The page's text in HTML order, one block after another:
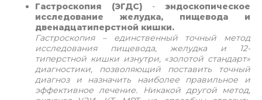
Гастроскопия (ЭГДС) -эндоскопическое
исследование желудка, пищевода и
двенадцатиперстной кишки.
Гастроскопия – единственный точный метод
исследования пищевода, желудка и 12-
типерстной кишки изнутри, «золотой стандарт»
диагностики, позволяющий поставить точный
диагноз и назначить наиболее правильное и
эффективное лечение. Никакой другой метод,